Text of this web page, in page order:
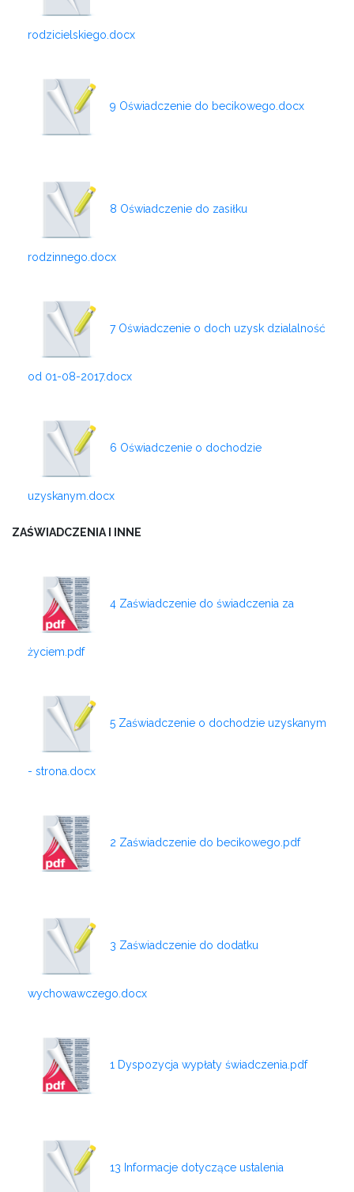
rodzicielskiego.docx
9 Oświadczenie do becikowego.docx
8 Oświadczenie do zasiłku
rodzinnego.docx
7 Oświadczenie o doch uzysk dzialalność
od 01-08-2017.docx
6 Oświadczenie o dochodzie
uzyskanym.docx
ZAŚWIADCZENIA I INNE
4 Zaświadczenie do świadczenia za
życiem.pdf
5 Zaświadczenie o dochodzie uzyskanym
- strona.docx
2 Zaświadczenie do becikowego.pdf
3 Zaświadczenie do dodatku
wychowawczego.docx
1 Dyspozycja wypłaty świadczenia.pdf
13 Informacje dotyczące ustalenia